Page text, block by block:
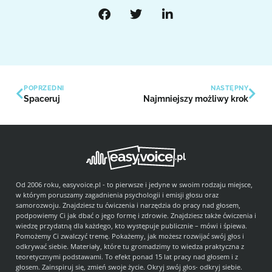
POPRZEDNI
Spaceruj
NASTĘPNY
Najmniejszy możliwy krok
Od 2006 roku, easyvoice.pl - to pierwsze i jedyne w swoim rodzaju miejsce,
w którym poruszamy zagadnienia psychologii i emisji głosu oraz
samorozwoju. Znajdziesz tu ćwiczenia i narzędzia do pracy nad głosem,
podpowiemy Ci jak dbać o jego formę i zdrowie. Znajdziesz także ćwiczenia i
wiedzę przydatną dla każdego, kto występuje publicznie – mówi i śpiewa.
Pomożemy Ci zwalczyć tremę. Pokażemy, jak możesz rozwijać swój głos i
odkrywać siebie. Materiały, które tu gromadzimy to wiedza praktyczna z
teoretycznymi podstawami. To efekt ponad 15 lat pracy nad głosem i z
głosem. Zainspiruj się, zmień swoje życie. Okryj swój głos- odkryj siebie.